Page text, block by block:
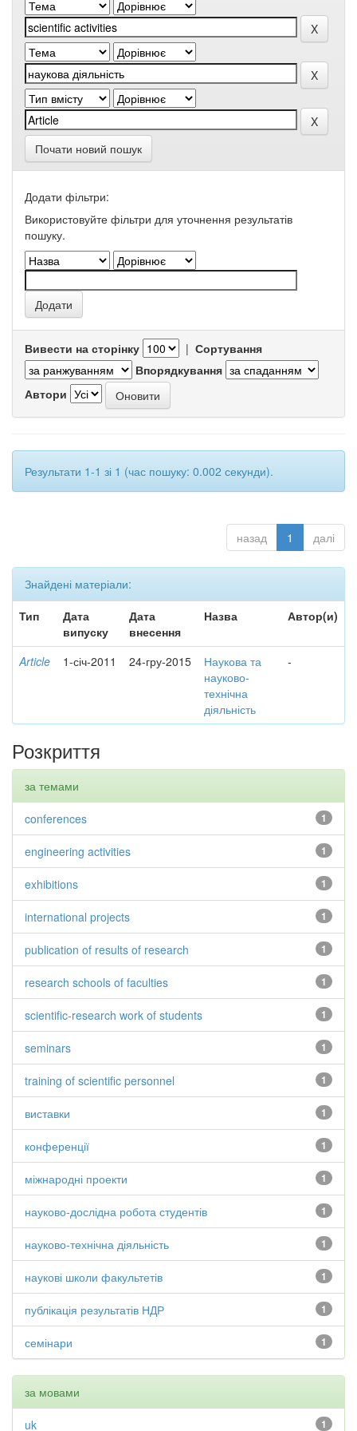
Почати новий пошук
Додати фільтри:
Використовуйте фільтри для уточнення результатів
пошуку.
Вивести на сторінку | Сортування
Впорядкування
Автори
Результати 1-1 зі 1 (час пошуку: 0.002 секунди).
назад 1 далі
Знайдені матеріали:
Тип
Дата
випуску
Дата
внесення
Назва Автор(и)
Article 1-січ-2011 24-гру-2015
Наукова та
науково-
технічна
діяльність
-
Розкриття
за темами
1
conferences
1
engineering activities
1
exhibitions
1
international projects
1
publication of results of research
1
research schools of faculties
1
scientific-research work of students
1
seminars
1
training of scientific personnel
1
виставки
1
конференції
1
міжнародні проекти
1
науково-дослідна робота студентів
1
науково-технічна діяльність
1
наукові школи факультетів
1
публікація результатів НДР
1
семінари
за мовами
1
uk